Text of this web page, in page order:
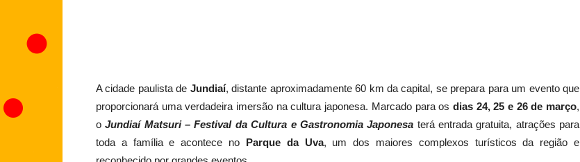
A cidade paulista de Jundiaí, distante aproximadamente 60 km da capital, se prepara para um evento que
proporcionará uma verdadeira imersão na cultura japonesa. Marcado para os dias 24, 25 e 26 de março,
oJundiaí Matsuri – Festival da Cultura e Gastronomia Japonesa terá entrada gratuita, atrações para
toda a família e acontece no Parque da Uva, um dos maiores complexos turísticos da região e